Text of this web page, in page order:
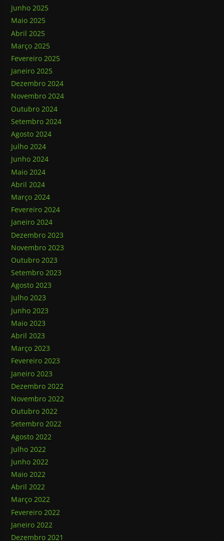
Junho 2025
Maio 2025
Abril 2025
Março 2025
Fevereiro 2025
Janeiro 2025
Dezembro 2024
Novembro 2024
Outubro 2024
Setembro 2024
Agosto 2024
Julho 2024
Junho 2024
Maio 2024
Abril 2024
Março 2024
Fevereiro 2024
Janeiro 2024
Dezembro 2023
Novembro 2023
Outubro 2023
Setembro 2023
Agosto 2023
Julho 2023
Junho 2023
Maio 2023
Abril 2023
Março 2023
Fevereiro 2023
Janeiro 2023
Dezembro 2022
Novembro 2022
Outubro 2022
Setembro 2022
Agosto 2022
Julho 2022
Junho 2022
Maio 2022
Abril 2022
Março 2022
Fevereiro 2022
Janeiro 2022
Dezembro 2021